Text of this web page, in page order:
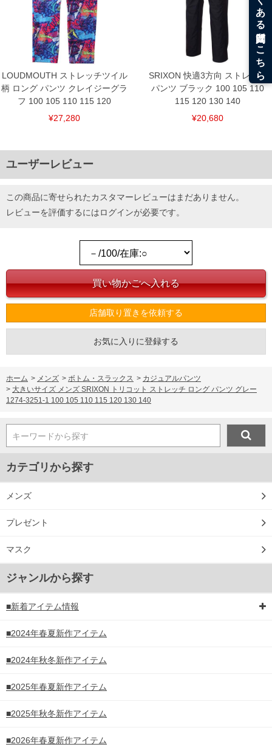
DETAIL
LOUDMOUTH ストレッチツイル
柄 ロング パンツ クレイジーグラ
フ 100 105 110 115 120
¥27,280
SRIXON 快適3方向 ストレッチ
パンツ ブラック 100 105 110
115 120 130 140
¥20,680
ユーザーレビュー
この商品に寄せられたカスタマーレビューはまだありません。
レビューを評価するにはログインが必要です。
店舗取り置きを依頼する
お気に入りに登録する
ホーム > メンズ > ボトム・スラックス > カジュアルパンツ
> 大きいサイズ メンズ SRIXON トリコット ストレッチ ロング パンツ グレー
1274-3251-1 100 105 110 115 120 130 140
キーワードから探す
カテゴリから探す
メンズ
プレゼント
マスク
ジャンルから探す
■新着アイテム情報
■2024年春夏新作アイテム
■2024年秋冬新作アイテム
■2025年春夏新作アイテム
■2025年秋冬新作アイテム
■2026年春夏新作アイテム